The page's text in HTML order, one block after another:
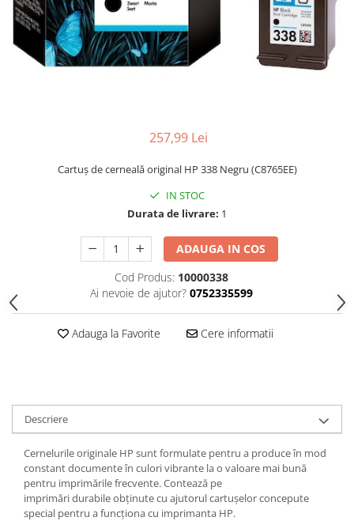
257,99 Lei
Cartuş de cerneală original HP 338 Negru (C8765EE)
IN STOC
Durata de livrare: 1
ADAUGA IN COS
Cod Produs: 10000338
Ai nevoie de ajutor? 0752335599
Adauga la Favorite Cere informatii
Descriere
Cernelurile originale HP sunt formulate pentru a produce în mod
constant documente în culori vibrante la o valoare mai bună
pentru imprimările frecvente. Contează pe
imprimări durabile obţinute cu ajutorul cartuşelor concepute
special pentru a funcţiona cu imprimanta HP.